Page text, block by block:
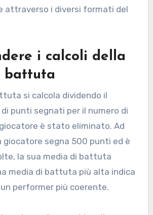
attraverso i diversi formati del
i calcoli della
battuta
si calcola dividendo il
punti segnati per il numero di
è stato eliminato. Ad
giocatore segna 500 punti ed è
la sua media di battuta
media di battuta più alta indica
performer più coerente.